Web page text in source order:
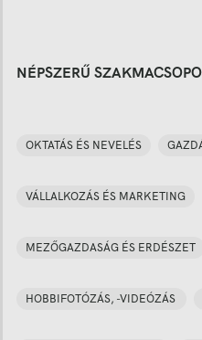
NÉPSZERŰ
OKTATÁS ÉS NEVELÉS
VÁLLALKOZÁS ÉS MARKETING
MEZŐGAZDASÁG ÉS ERDÉSZET
HOBBIFOTÓZÁS, -VIDEÓZÁS